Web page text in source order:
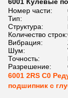
Номер части:
Тип:
Структура:
Количество строк:
Вибрация:
Шум:
Точность:
Разрешение:
6001 2RS C0
подшипник с